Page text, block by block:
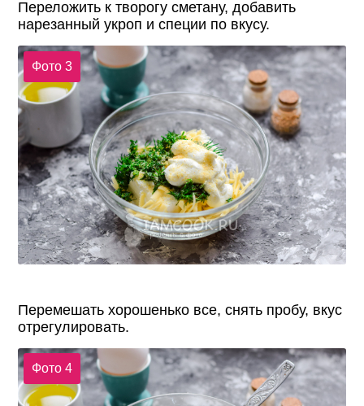
Переложить к творогу сметану, добавить
нарезанный укроп и специи по вкусу.
Фото 3
Перемешать хорошенько все, снять пробу, вкус
отрегулировать.
Фото 4